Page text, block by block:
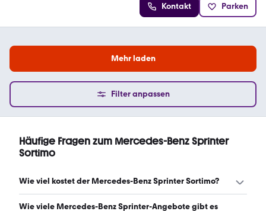
Kontakt Parken
Mehr laden
Filter anpassen
Häufige Fragen zum Mercedes-Benz Sprinter
Sortimo
Wie viel kostet der Mercedes-Benz Sprinter Sortimo?
Ein guter Preis für einen Mercedes-Benz Sprinter Sortimo
Wie viele Mercedes-Benz Sprinter-Angebote gibt es